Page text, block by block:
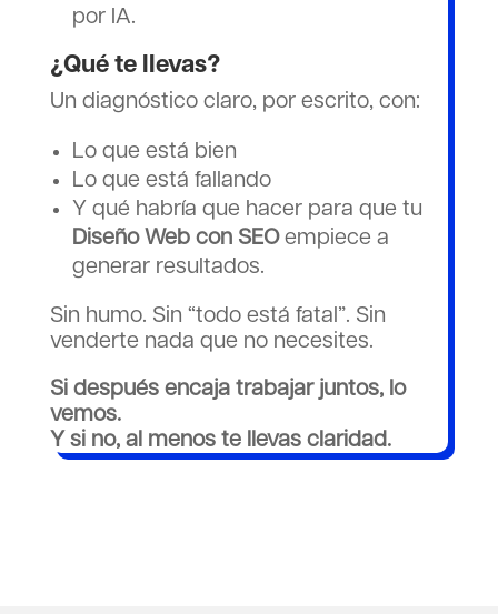
por IA.
¿Qué te llevas?
Un diagnóstico claro, por escrito, con:
Lo que está bien
Lo que está fallando
Y qué habría que hacer para que tu
Diseño Web con SEO empiece a
generar resultados.
Sin humo. Sin “todo está fatal”. Sin
venderte nada que no necesites.
Si después encaja trabajar juntos, lo
vemos.
Y si no, al menos te llevas claridad.